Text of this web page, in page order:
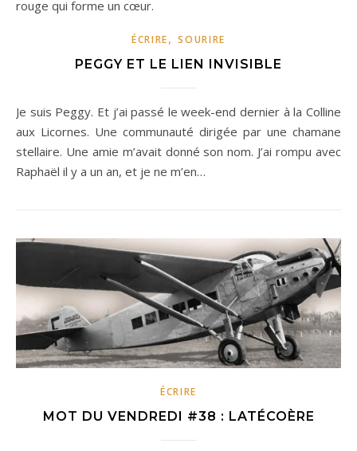
ÉCRIRE,SOURIRE
PEGGY ET LE LIEN INVISIBLE
Je suis Peggy. Et j’ai passé le week-end dernier à la Colline
aux Licornes. Une communauté dirigée par une chamane
stellaire. Une amie m’avait donné son nom. J’ai rompu avec
Raphaël il y a un an, et je ne m’en…
ÉCRIRE
MOT DU VENDREDI #38 : LATÉCOÈRE